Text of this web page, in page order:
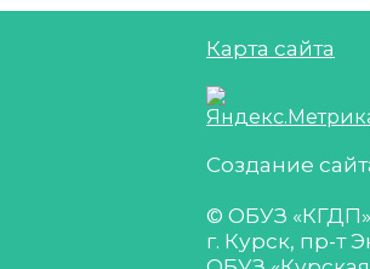
Карта сайта
Создание
© ОБУЗ «КГДП»
г. Курск, пр-т